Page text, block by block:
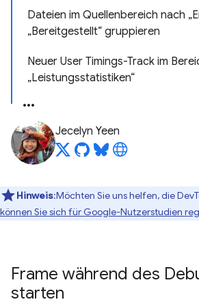
Dateien im Quellenbereich nach
„Bereitgestellt“ gruppieren
Neuer User Timings-Track im
„Leistungsstatistiken“
Jecelyn Yeen
Hinweis:Möchten Sie uns helfen, die
können Sie sich für Google-Nutzerstudien
Frame während des
starten